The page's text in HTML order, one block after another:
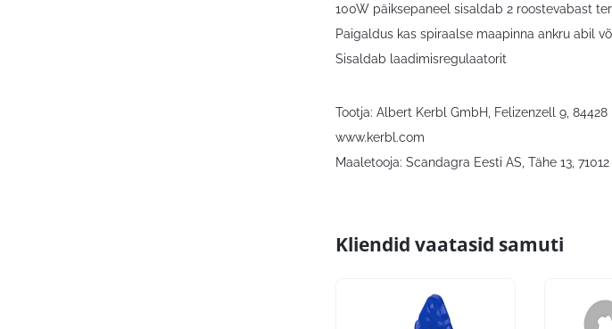
100W päiksepaneel sisaldab 2 roostevabast
Paigaldus kas spiraalse maapinna ankru abil
Sisaldab laadimisregulaatorit
Tootja: Albert Kerbl GmbH, Felizenzell 9, 84428
www.kerbl.com
Maaletooja: Scandagra Eesti AS, Tähe 13,
Kliendid vaatasid samuti